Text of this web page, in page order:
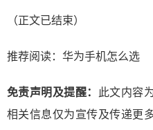
（正文已结束）
推荐阅读： 华为手机怎么选
免责声明及提醒：
此文内容
相关信息仅为宣传及传递更